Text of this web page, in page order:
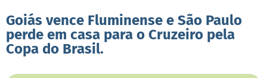
Goiás vence Fluminense e São Paulo
perde em casa para o Cruzeiro pela
Copa do Brasil.